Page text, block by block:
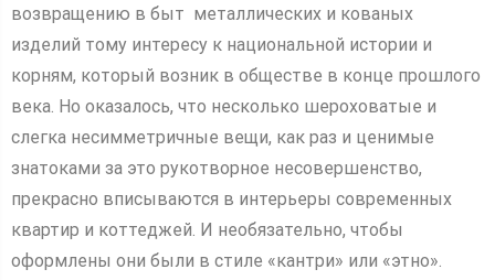
возвращению в быт металлических и кованых
изделий тому интересу к национальной истории и
корням, который возник в обществе в конце прошлого
века. Но оказалось, что несколько шероховатые и
слегка несимметричные вещи, как раз и ценимые
знатоками за это рукотворное несовершенство,
прекрасно вписываются в интерьеры современных
квартир и коттеджей. И необязательно, чтобы
оформлены они были в стиле «кантри» или «этно».